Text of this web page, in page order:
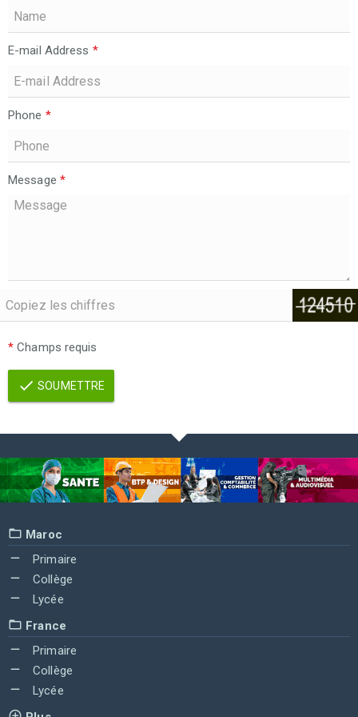
E-mail Address *
Phone *
Message *
* Champs requis
SOUMETTRE
Maroc
Primaire
Collège
Lycée
France
Primaire
Collège
Lycée